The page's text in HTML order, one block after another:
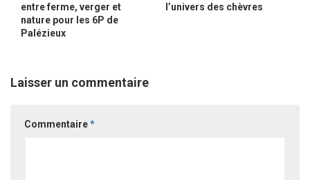
entre ferme, verger et
nature pour les 6P de
Palézieux
l’univers des chèvres
Laisser un commentaire
Commentaire*